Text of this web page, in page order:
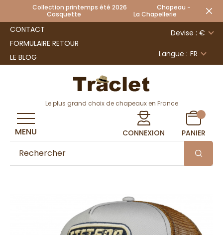
Collection printemps été 2026 Chapeau -
Casquette La Chapellerie
CONTACT
FORMULAIRE RETOUR
LE BLOG
Devise : €
Langue : FR
Le plus grand choix de chapeaux en France
CONNEXION PANIER
MENU